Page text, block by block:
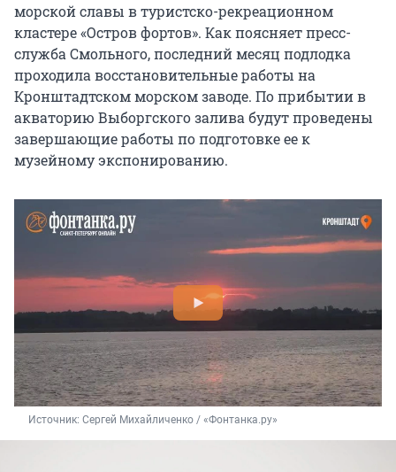
морской славы в туристско-рекреационном
кластере «Остров фортов». Как поясняет пресс-
служба Смольного, последний месяц подлодка
проходила восстановительные работы на
Кронштадтском морском заводе. По прибытии в
акваторию Выборгского залива будут проведены
завершающие работы по подготовке ее к
музейному экспонированию.
Источник: Сергей Михайличенко / «Фонтанка.ру»